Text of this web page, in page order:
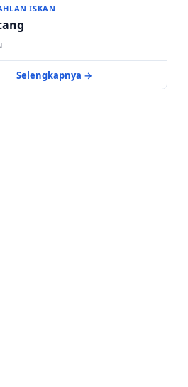
ISKAN
Selengkapnya →